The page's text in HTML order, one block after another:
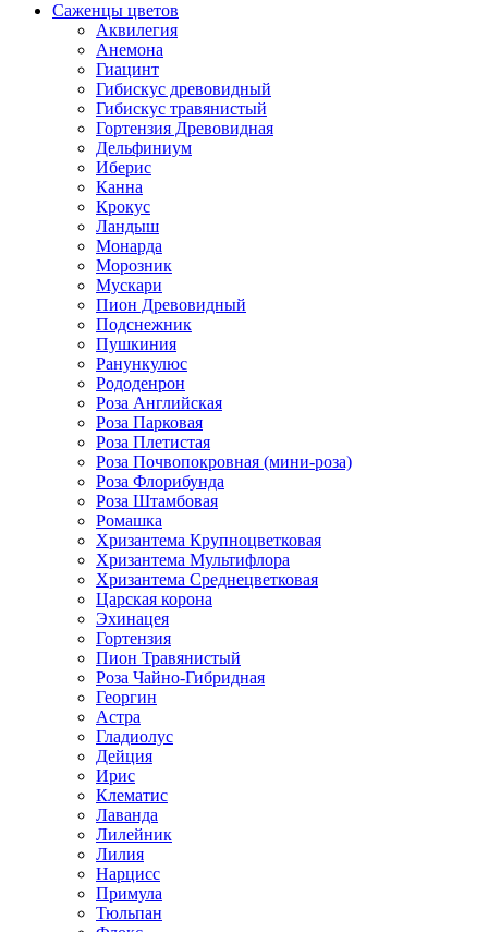
Саженцы цветов
Аквилегия
Анемона
Гиацинт
Гибискус древовидный
Гибискус травянистый
Гортензия Древовидная
Дельфиниум
Иберис
Канна
Крокус
Ландыш
Монарда
Морозник
Мускари
Пион Древовидный
Подснежник
Пушкиния
Ранункулюс
Рододенрон
Роза Английская
Роза Парковая
Роза Плетистая
Роза Почвопокровная (мини-роза)
Роза Флорибунда
Роза Штамбовая
Ромашка
Хризантема Крупноцветковая
Хризантема Мультифлора
Хризантема Среднецветковая
Царская корона
Эхинацея
Гортензия
Пион Травянистый
Роза Чайно-Гибридная
Георгин
Астра
Гладиолус
Дейция
Ирис
Клематис
Лаванда
Лилейник
Лилия
Нарцисс
Примула
Тюльпан